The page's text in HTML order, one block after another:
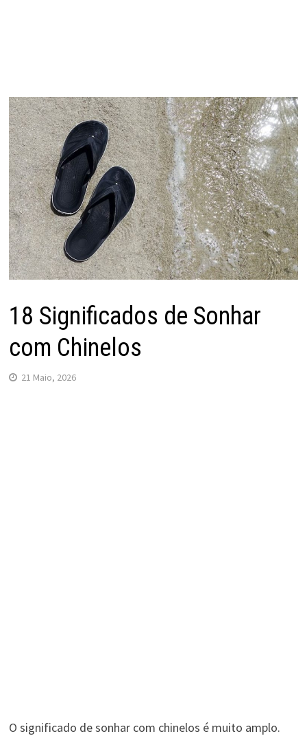
18 Significados de Sonhar
com Chinelos
21 Maio, 2026
O significado de sonhar com chinelos é muito amplo.